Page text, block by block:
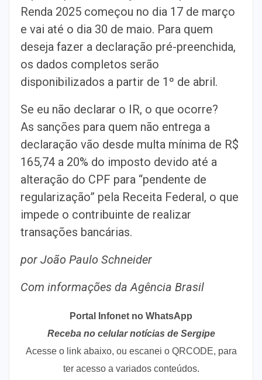
Renda 2025 começou no dia 17 de março
e vai até o dia 30 de maio. Para quem
deseja fazer a declaração pré-preenchida,
os dados completos serão
disponibilizados a partir de 1º de abril.
Se eu não declarar o IR, o que ocorre?
As sanções para quem não entrega a
declaração vão desde multa mínima de R$
165,74 a 20% do imposto devido até a
alteração do CPF para “pendente de
regularização” pela Receita Federal, o que
impede o contribuinte de realizar
transações bancárias.
por João Paulo Schneider
Com informações da Agência Brasil
Portal Infonet no WhatsApp
Receba no celular notícias de Sergipe
Acesse o link abaixo, ou escanei o QRCODE, para
ter acesso a variados conteúdos.